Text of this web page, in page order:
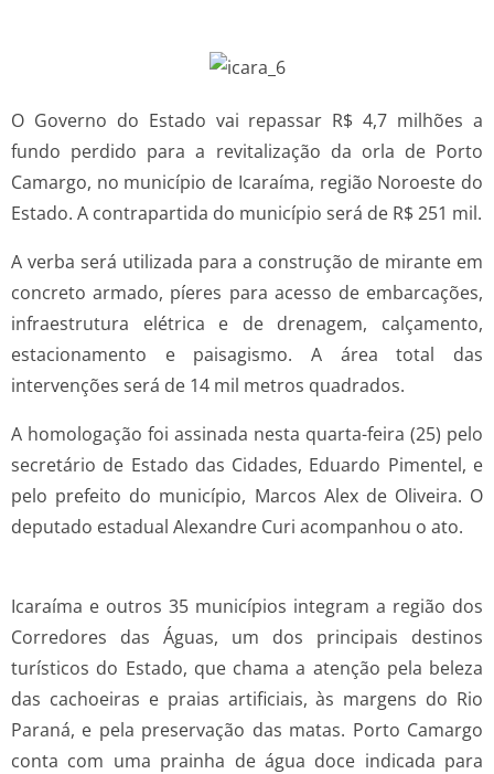
O Governo do Estado vai repassar R$ 4,7 milhões a
fundo perdido para a revitalização da orla de Porto
Camargo, no município de Icaraíma, região Noroeste do
Estado. A contrapartida do município será de R$ 251 mil.
A verba será utilizada para a construção de mirante em
concreto armado, píeres para acesso de embarcações,
infraestrutura elétrica e de drenagem, calçamento,
estacionamento e paisagismo. A área total das
intervenções será de 14 mil metros quadrados.
A homologação foi assinada nesta quarta-feira (25) pelo
secretário de Estado das Cidades, Eduardo Pimentel, e
pelo prefeito do município, Marcos Alex de Oliveira. O
deputado estadual Alexandre Curi acompanhou o ato.
Icaraíma e outros 35 municípios integram a região dos
Corredores das Águas, um dos principais destinos
turísticos do Estado, que chama a atenção pela beleza
das cachoeiras e praias artificiais, às margens do Rio
Paraná, e pela preservação das matas. Porto Camargo
conta com uma prainha de água doce indicada para